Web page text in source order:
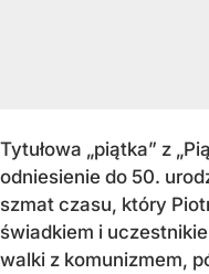
Tytułowa „piątka” z
odniesienie do 50.
szmat czasu, który
świadkiem i
walki z komunizmem,